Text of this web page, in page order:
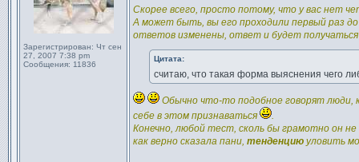
Зарегистрирован: Чт сен
27, 2007 7:38 pm
Сообщения: 11836
Скорее всего, просто потому, что у вас нет
А может быть, вы его проходили первый раз
ответов изменены, ответ и будет получаться
Цитата:
считаю, что такая форма выяснения чего
Обычно что-то подобное говорят
себе в этом признаваться
.
Конечно, любой тест, сколь бы грамотно он
как верно сказала пани, тенденцию уловить